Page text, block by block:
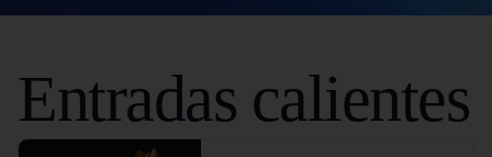
Entradas calientes